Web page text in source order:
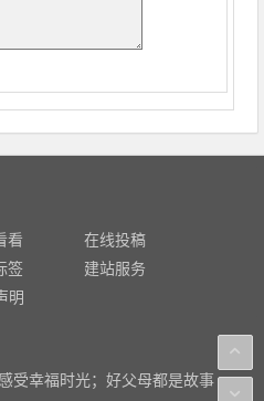
看
在线投稿
签
建站服务
明
受幸福时光；好父母都是故事